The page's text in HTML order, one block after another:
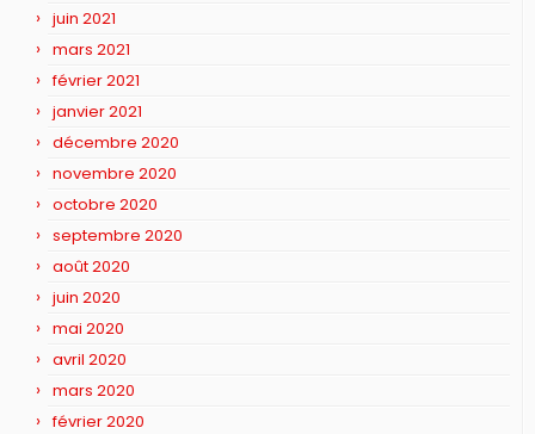
juin 2021
mars 2021
février 2021
janvier 2021
décembre 2020
novembre 2020
octobre 2020
septembre 2020
août 2020
juin 2020
mai 2020
avril 2020
mars 2020
février 2020